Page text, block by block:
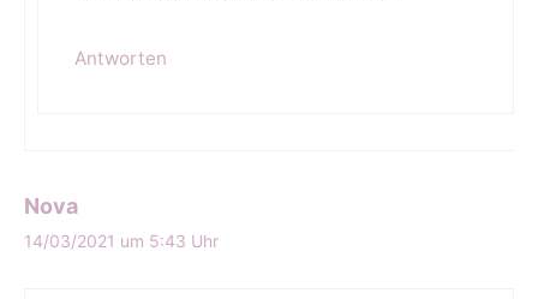
Antworten
Nova
14/03/2021 um 5:43 Uhr